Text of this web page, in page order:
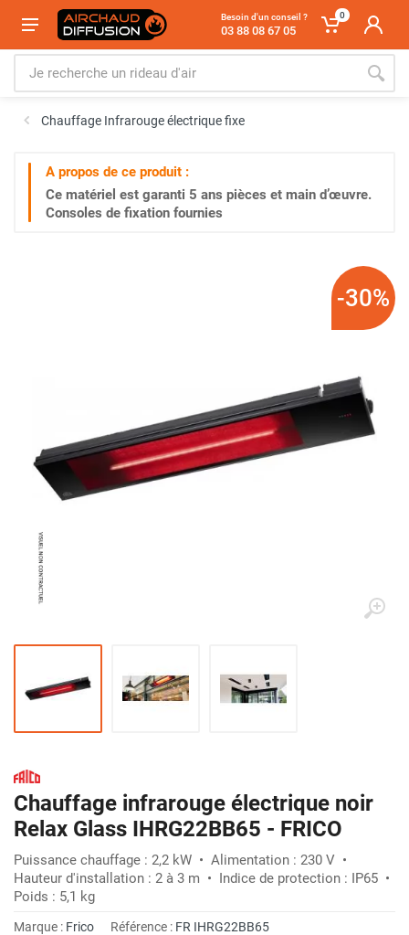
Besoin d'un conseil ?
03 88 08 67 05
0
Chauffage Infrarouge électrique fixe
A propos de ce produit :
Ce matériel est garanti 5 ans pièces et main d’œuvre.
Consoles de fixation fournies
-30%
Chauffage infrarouge électrique noir
Relax Glass IHRG22BB65 - FRICO
Puissance chauffage : 2,2 kW • Alimentation : 230 V •
Hauteur d'installation : 2 à 3 m • Indice de protection : IP65 •
Poids : 5,1 kg
Marque : Frico Référence : FR IHRG22BB65